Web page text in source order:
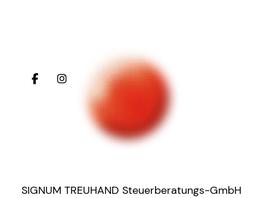
SIGNUM TREUHAND Steuerberatungs-GmbH